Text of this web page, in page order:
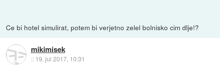
Ce bi hotel simulirat, potem bi verjetno zelel bolnisko cim dlje!?
mikimisek
:: 19. jul 2017, 10:31